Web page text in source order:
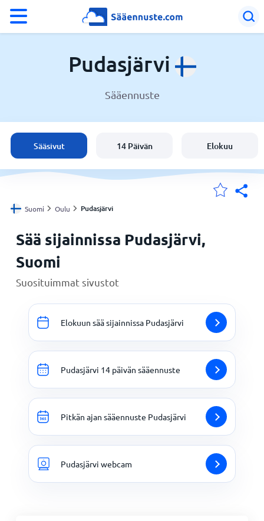
Suomi
Sijaintini
Koti
Pudasjärvi
Sääennuste
Sääsivut 14 Päivän Elokuu
Suomi Oulu Pudasjärvi
Sää sijainnissa Pudasjärvi,
Suomi
Suosituimmat sivustot
Elokuun sää sijainnissa Pudasjärvi
Pudasjärvi 14 päivän sääennuste
Pitkän ajan sääennuste Pudasjärvi
Pudasjärvi webcam